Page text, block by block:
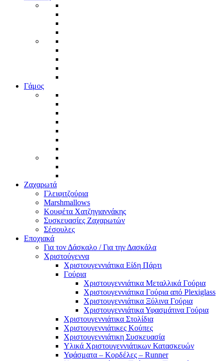
Γάμος
Ζαχαρωτά
Γλειφιτζούρια
Marshmallows
Κουφέτα Χατζηγιαννάκης
Συσκευασίες Ζαχαρωτών
Σέσουλες
Εποχιακά
Για τον Δάσκαλο / Για την Δασκάλα
Χριστούγεννα
Χριστουγεννιάτικα Είδη Πάρτι
Γούρια
Χριστουγεννιάτικα Μεταλλικά Γούρια
Χριστουγεννιάτικα Γούρια από Plexiglass
Χριστουγεννιάτικα Ξύλινα Γούρια
Χριστουγεννιάτικα Υφασμάτινα Γούρια
Χριστουγεννιάτικα Στολίδια
Χριστουγεννιάτικες Κούπες
Χριστουγεννιάτικη Συσκευασία
Υλικά Χριστουγεννιάτικων Κατασκευών
Υφάσματα – Κορδέλες – Runner